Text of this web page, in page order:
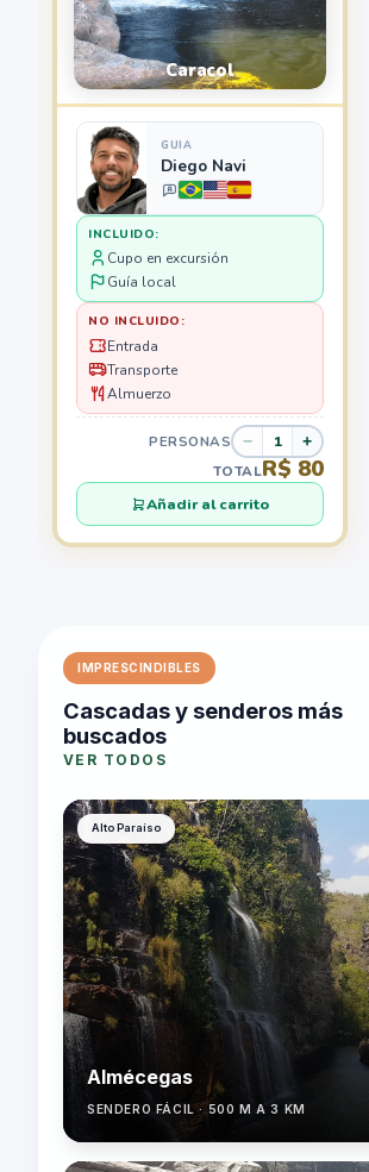
Caracol
GUIA
Diego Navi
INCLUIDO:
Cupo en excursión
Guía local
NO INCLUIDO:
Entrada
Transporte
Almuerzo
PERSONAS −
+
TOTALR$ 80
Añadir al carrito
IMPRESCINDIBLES
Cascadas y senderos más
buscados
VER TODOS
Alto Paraíso
Almécegas
SENDERO FÁCIL · 500 M A 3 KM